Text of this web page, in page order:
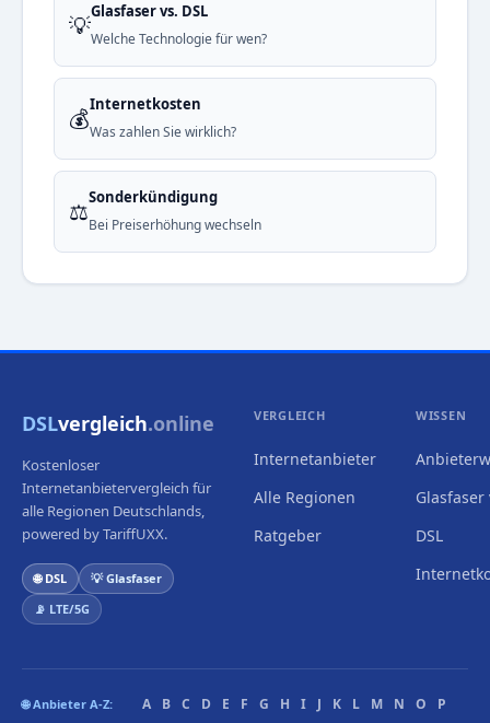
💡Glasfaser vs. DSL
Welche Technologie für wen?
💰Internetkosten
Was zahlen Sie wirklich?
⚖️Sonderkündigung
Bei Preiserhöhung wechseln
DSLvergleich.online
Kostenloser
Internetanbietervergleich für
alle Regionen Deutschlands,
powered by TariffUXX.
🌐 DSL
💡 Glasfaser
📡 LTE/5G
VERGLEICH
Internetanbieter
Alle Regionen
Ratgeber
WISSEN
Glasfaser
DSL
🌐 Anbieter A-Z: A B C D E F G H I J K L M N O
P